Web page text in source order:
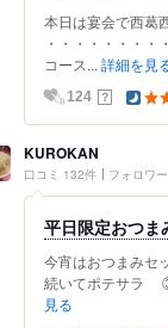
本日は宴会で西葛
・・・・・・・
コース... 詳細を見
124 ？
KUROKAN
口コミ 132件 フォロワ
平日限定おつま
今宵はおつまみセ
続いてポテサラ
見る